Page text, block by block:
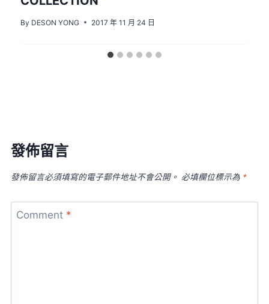
By DESON YONG 2017 年 11 月 24 日
發佈留言
發佈留言必須填寫的電子郵件地址不會公開。 必填欄位標示為 *
Comment *